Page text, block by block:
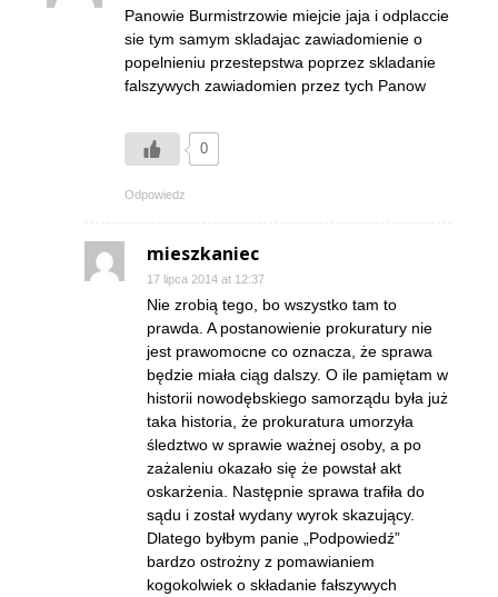
Panowie Burmistrzowie miejcie jaja i odplaccie
sie tym samym skladajac zawiadomienie o
popelnieniu przestepstwa poprzez skladanie
falszywych zawiadomien przez tych Panow
0
Odpowiedz
mieszkaniec
17 lipca 2014 at 12:37
Nie zrobią tego, bo wszystko tam to
prawda. A postanowienie prokuratury nie
jest prawomocne co oznacza, że sprawa
będzie miała ciąg dalszy. O ile pamiętam w
historii nowodębskiego samorządu była już
taka historia, że prokuratura umorzyła
śledztwo w sprawie ważnej osoby, a po
zażaleniu okazało się że powstał akt
oskarżenia. Następnie sprawa trafiła do
sądu i został wydany wyrok skazujący.
Dlatego byłbym panie „Podpowiedź”
bardzo ostrożny z pomawianiem
kogokolwiek o składanie fałszywych